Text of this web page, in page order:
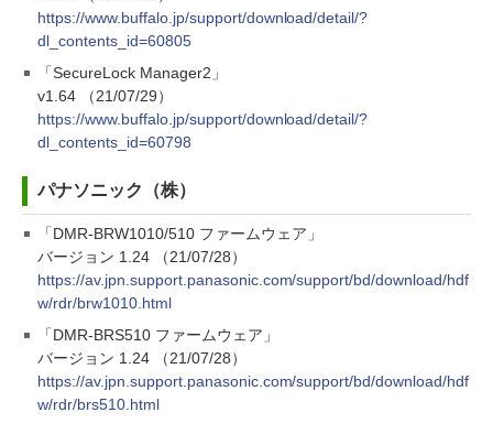
https://www.buffalo.jp/support/download/detail/?
dl_contents_id=60805
「SecureLock Manager2」
v1.64 （21/07/29）
https://www.buffalo.jp/support/download/detail/?
dl_contents_id=60798
パナソニック（株）
「DMR-BRW1010/510 ファームウェア」
バージョン 1.24 （21/07/28）
https://av.jpn.support.panasonic.com/support/bd/download/hdf
w/rdr/brw1010.html
「DMR-BRS510 ファームウェア」
バージョン 1.24 （21/07/28）
https://av.jpn.support.panasonic.com/support/bd/download/hdf
w/rdr/brs510.html